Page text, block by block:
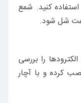
کنید. شمع
شل شود.
را بررسی
کرده و با آچار